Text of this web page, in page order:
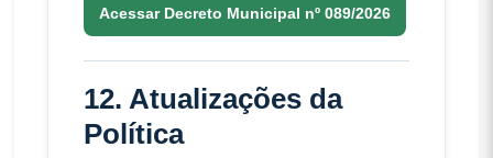
Acessar Decreto Municipal nº 089/2026
12. Atualizações da
Política